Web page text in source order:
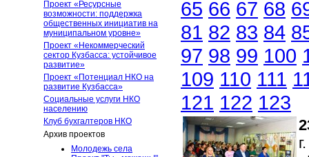
Проект «Ресурсные
возможности: поддержка
общественных инициатив на
муниципальном уровне»
Проект «Некоммерческий
сектор Кузбасса: устойчивое
развитие»
Проект «Потенциал НКО на
развитие Кузбасса»
Социальные услуги НКО
населению
Клуб бухгалтеров НКО
Архив проектов
Молодежь села
65 66 67 68
81 82 83 84
97 98 99 100
109 110 111
121 122 123